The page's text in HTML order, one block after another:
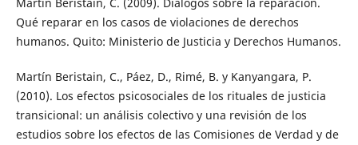
Qué reparar en los casos de violaciones de derechos
humanos. Quito: Ministerio de Justicia y Derechos Humanos.
Martín Beristain, C., Páez, D., Rimé, B. y Kanyangara, P.
(2010). Los efectos psicosociales de los rituales de justicia
transicional: un análisis colectivo y una revisión de los
estudios sobre los efectos de las Comisiones de Verdad y de